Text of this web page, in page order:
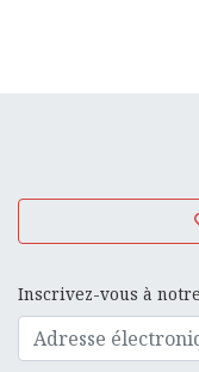
Inscrivez-vous à